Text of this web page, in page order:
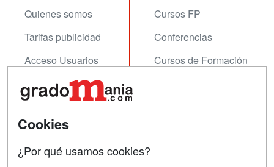
Quienes somos
Tarifas publicidad
Acceso Usuarios
Acceso Centros
Cursos FP
Conferencias
Cursos de Formación
Contactar
Cookies
¿Por qué usamos cookies?